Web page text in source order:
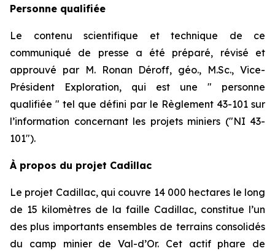
Personne qualifiée
Le contenu scientifique et technique de ce
communiqué de presse a été préparé, révisé et
approuvé par M. Ronan Déroff, géo., M.Sc., Vice-
Président Exploration, qui est une ″ personne
qualifiée ″ tel que défini par le Règlement 43-101 sur
l’information concernant les projets miniers (″NI 43-
101″).
À propos du projet Cadillac
Le projet Cadillac, qui couvre 14 000 hectares le long
de 15 kilomètres de la faille Cadillac, constitue l’un
des plus importants ensembles de terrains consolidés
du camp minier de Val-d’Or. Cet actif phare de